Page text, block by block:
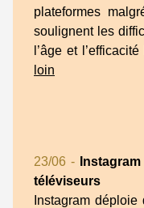
plateformes
soulignent les
l’âge et
loin
23/06 -
téléviseurs
Instagram